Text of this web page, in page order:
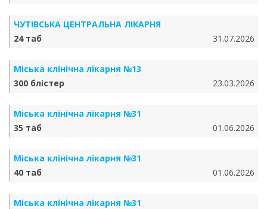
ЧУТІВСЬКА ЦЕНТРАЛЬНА ЛІКАРНЯ
24 таб
31.07.2026
Міська клінічна лікарня №13
300 блістер
23.03.2026
Міська клінічна лікарня №31
35 таб
01.06.2026
Міська клінічна лікарня №31
40 таб
01.06.2026
Міська клінічна лікарня №31